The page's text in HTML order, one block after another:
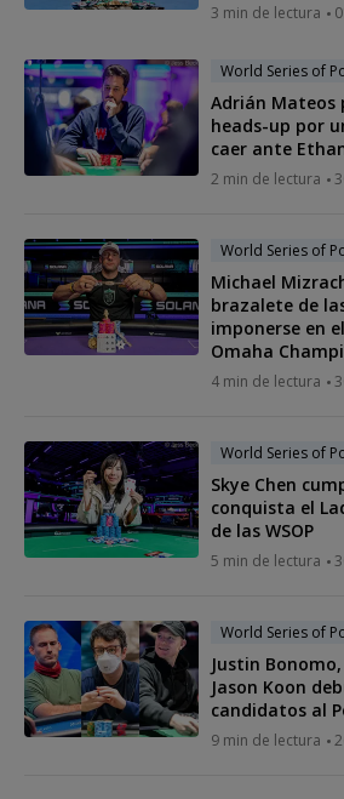
3 min de lectura
World Series of
Adrián Mateos
heads-up por
caer ante
2 min de lectura
World Series of
Michael
brazalete de
imponerse en
Omaha
4 min de lectura
World Series of
Skye Chen
conquista el
de las WSOP
5 min de lectura
World Series of
Justin
Jason Koon
candidatos al
9 min de lectura